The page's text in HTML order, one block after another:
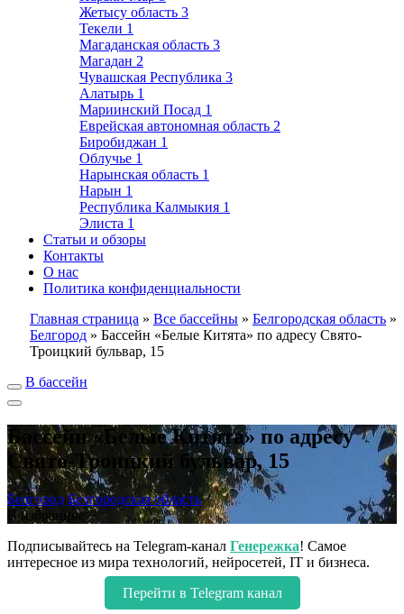
Жетысу область 3
Текели 1
Магаданская область 3
Магадан 2
Чувашская Республика 3
Алатырь 1
Мариинский Посад 1
Еврейская автономная область 2
Биробиджан 1
Облучье 1
Нарынская область 1
Нарын 1
Республика Калмыкия 1
Элиста 1
Статьи и обзоры
Контакты
О нас
Политика конфиденциальности
Главная страница » Все бассейны » Белгородская область »
Белгород » Бассейн «Белые Китята» по адресу Свято-
Троицкий бульвар, 15
В бассейн
Бассейн «Белые Китята» по адресу
Свято-Троицкий бульвар, 15
Белгород Белгородская область
В избранное
Подписывайтесь на Telegram-канал Генережка! Самое
интересное из мира технологий, нейросетей, IT и бизнеса.
Перейти в Telegram канал